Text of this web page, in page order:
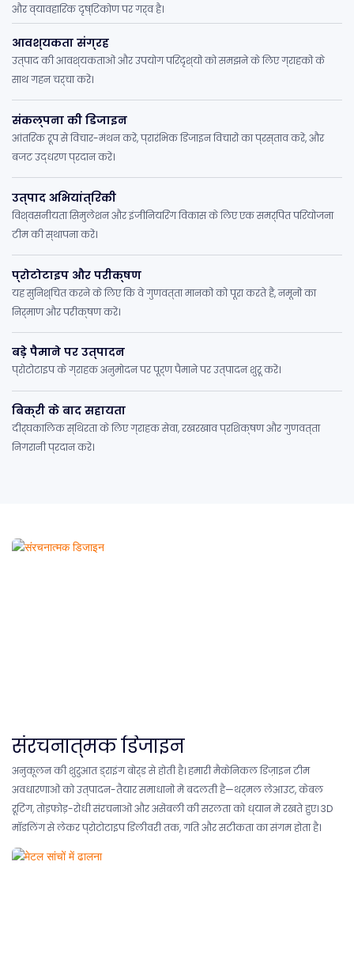
और व्यावहारिक दृष्टिकोण पर गर्व है।
आवश्यकता संग्रह
उत्पाद की आवश्यकताओं और उपयोग परिदृश्यों को समझने के लिए ग्राहकों के
साथ गहन चर्चा करें।
संकल्पना की डिजाइन
आंतरिक रूप से विचार-मंथन करें, प्रारंभिक डिजाइन विचारों का प्रस्ताव करें, और
बजट उद्धरण प्रदान करें।
उत्पाद अभियांत्रिकी
विश्वसनीयता सिमुलेशन और इंजीनियरिंग विकास के लिए एक समर्पित परियोजना
टीम की स्थापना करें।
प्रोटोटाइप और परीक्षण
यह सुनिश्चित करने के लिए कि वे गुणवत्ता मानकों को पूरा करते हैं, नमूनों का
निर्माण और परीक्षण करें।
बड़े पैमाने पर उत्पादन
प्रोटोटाइप के ग्राहक अनुमोदन पर पूर्ण पैमाने पर उत्पादन शुरू करें।
बिक्री के बाद सहायता
दीर्घकालिक स्थिरता के लिए ग्राहक सेवा, रखरखाव प्रशिक्षण और गुणवत्ता
निगरानी प्रदान करें।
संरचनात्मक डिजाइन
अनुकूलन की शुरुआत ड्राइंग बोर्ड से होती है। हमारी मैकेनिकल डिज़ाइन टीम
अवधारणाओं को उत्पादन-तैयार समाधानों में बदलती है—थर्मल लेआउट, केबल
रूटिंग, तोड़फोड़-रोधी संरचनाओं और असेंबली की सरलता को ध्यान में रखते हुए। 3D
मॉडलिंग से लेकर प्रोटोटाइप डिलीवरी तक, गति और सटीकता का संगम होता है।